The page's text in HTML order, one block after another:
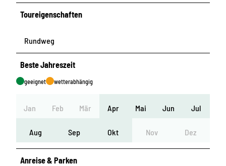
Toureigenschaften
Rundweg
Beste Jahreszeit
geeignet wetterabhängig
Jan Feb Mär Apr Mai Jun Jul
Aug Sep Okt Nov Dez
Anreise & Parken